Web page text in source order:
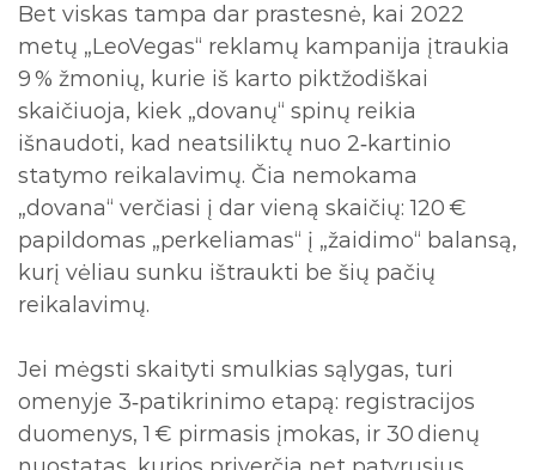
Bet viskas tampa dar prastesnė, kai 2022
metų „LeoVegas“ reklamų kampanija įtraukia
9 % žmonių, kurie iš karto piktžodiškai
skaičiuoja, kiek „dovanų“ spinų reikia
išnaudoti, kad neatsiliktų nuo 2‑kartinio
statymo reikalavimų. Čia nemokama
„dovana“ verčiasi į dar vieną skaičių: 120 €
papildomas „perkeliamas“ į „žaidimo“ balansą,
kurį vėliau sunku ištraukti be šių pačių
reikalavimų.
Jei mėgsti skaityti smulkias sąlygas, turi
omenyje 3‑patikrinimo etapą: registracijos
duomenys, 1 € pirmasis įmokas, ir 30 dienų